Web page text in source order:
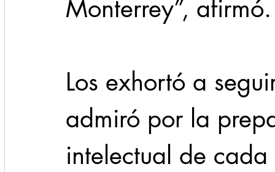
Monterrey”, afirmó.
Los exhortó a
admiró por la
intelectual de